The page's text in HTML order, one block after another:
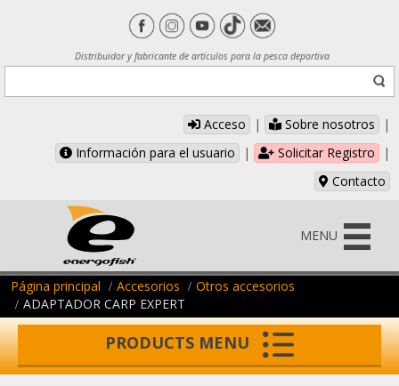
Distribuidor y fabricante de artículos para la pesca deportiva
Acceso | Sobre nosotros
|
Información para el usuario
| Solicitar Registro
|
Contacto
MENU
Página principal Accesorios
Otros accesorios
ADAPTADOR CARP EXPERT
PRODUCTS MENU